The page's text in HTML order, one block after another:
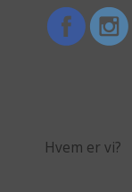
Hvem er vi?